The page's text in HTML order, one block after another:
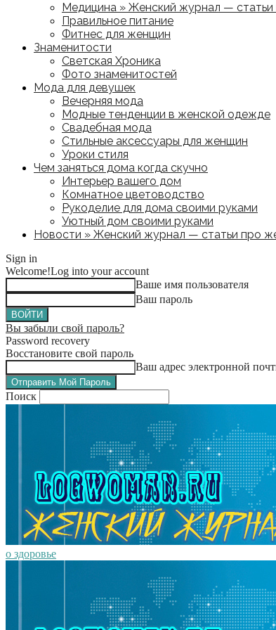
Медицина » Женский журнал — статьи
Правильное питание
Фитнес для женщин
Знаменитости
Светская Хроника
Фото знаменитостей
Мода для девушек
Вечерняя мода
Модные тенденции в женской одежде
Свадебная мода
Стильные аксессуары для женщин
Уроки стиля
Чем заняться дома когда скучно
Интерьер вашего дом
Комнатное цветоводство
Рукоделие для дома своими руками
Уютный дом своими руками
Новости » Женский журнал — статьи про
Sign in
Welcome!Log into your account
Ваше имя пользователя
Ваш пароль
Вы забыли свой пароль?
Password recovery
Восстановите свой пароль
Ваш адрес электронной
Поиск
о здоровье